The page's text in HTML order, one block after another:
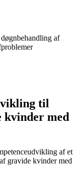
af
til
kvinder med
af et
gravide kvinder med